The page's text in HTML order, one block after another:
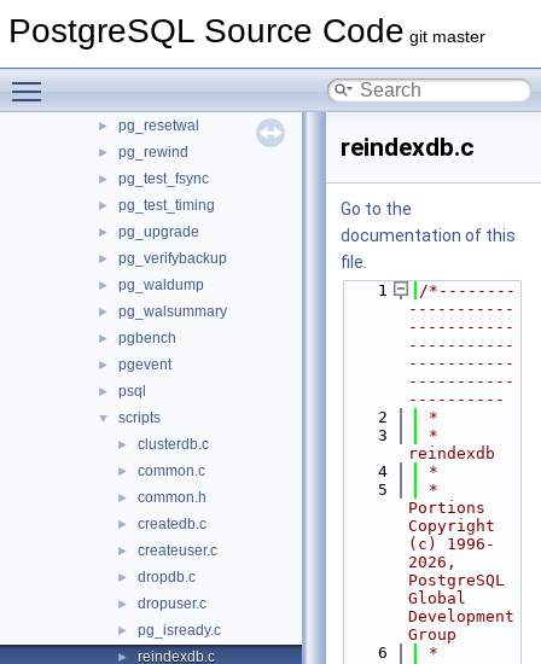
PostgreSQL Source Code git master
pg_config
► pg_controldata
► pg_ctl
► pg_resetwal
► pg_rewind
► pg_test_fsync
► pg_test_timing
► pg_upgrade
► pg_verifybackup
► pg_waldump
► pg_walsummary
► pgbench
► pgevent
► psql
▼ scripts
► clusterdb.c
► common.c
► common.h
► createdb.c
► createuser.c
► dropdb.c
► dropuser.c
► pg_isready.c
► reindexdb.c
reindexdb.c
Go to the
documentation of this
file.
    1
/*--------
-----------
-----------
-----------
-----------
-----------
----------
    2
*
    3
*
reindexdb
    4
*
    5
*
Portions
Copyright
(c) 1996-
2026,
PostgreSQL
Global
Development
Group
    6
*